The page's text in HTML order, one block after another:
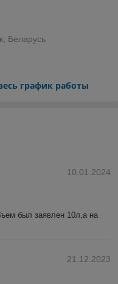
Беларусь
график работы
10.01.2024
был заявлен 10л,а на
21.12.2023